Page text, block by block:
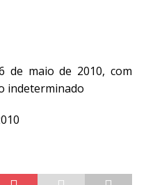
de maio de 2010, com
indeterminado